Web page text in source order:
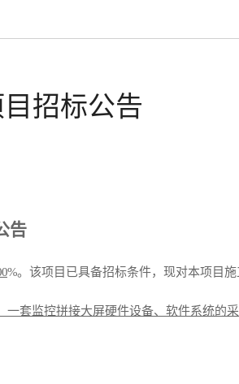
招标公告
告
%。该项目已具备招标条件，现对本项目施
套监控拼接大屏硬件设备、软件系统的